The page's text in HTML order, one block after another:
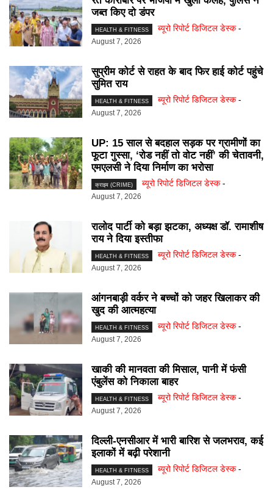
जब्त किए दो डंपर
HEALTH & FITNESS ब्यूरो रिपोर्ट डिजिटल डेस्क -
August 7, 2026
सुप्रीम कोर्ट से राहत के बाद फिर हाई कोर्ट पहुंचे
सुमित राय
HEALTH & FITNESS ब्यूरो रिपोर्ट डिजिटल डेस्क -
August 7, 2026
UP: 15 साल से बदहाल सड़क पर ग्रामीणों का
फूटा गुस्सा, ‘रोड नहीं तो वोट नहीं’ की चेतावनी,
एमएलसी ने दिया निर्माण का भरोसा
क्राइम (CRIME) ब्यूरो रिपोर्ट डिजिटल डेस्क -
August 7, 2026
रालोद पार्टी को बड़ा झटका, अध्यक्ष डॉ. रामाशीष
राय ने दिया इस्तीफा
HEALTH & FITNESS ब्यूरो रिपोर्ट डिजिटल डेस्क -
August 7, 2026
आंगनबाड़ी वर्कर ने बच्चों को जहर खिलाकर की
खुद की आत्महत्या
HEALTH & FITNESS ब्यूरो रिपोर्ट डिजिटल डेस्क -
August 7, 2026
खाकी की मानवता की मिसाल, पानी में फंसी
एंबुलेंस को निकाला बाहर
HEALTH & FITNESS ब्यूरो रिपोर्ट डिजिटल डेस्क -
August 7, 2026
दिल्ली-एनसीआर में भारी बारिश से जलभराव, कई
इलाकों में बढ़ी परेशानी
HEALTH & FITNESS ब्यूरो रिपोर्ट डिजिटल डेस्क -
August 7, 2026